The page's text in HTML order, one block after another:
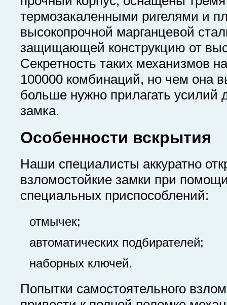
термозакаленными ригелями и
высокопрочной марганцевой
защищающей конструкцию от
Секретность таких механизмов
100000 комбинаций, но чем она
больше нужно прилагать усилий
замка.
Особенности вскрытия
Наши специалисты аккуратно
взломостойкие замки при
специальных приспособлений:
отмычек;
автоматических подбирателей;
наборных ключей.
Попытки самостоятельного